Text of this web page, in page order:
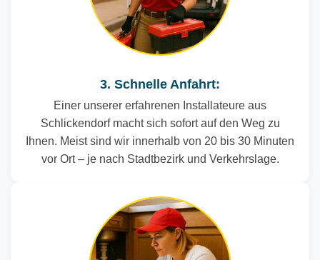
3. Schnelle Anfahrt:
Einer unserer erfahrenen Installateure aus
Schlickendorf macht sich sofort auf den Weg zu
Ihnen. Meist sind wir innerhalb von 20 bis 30 Minuten
vor Ort – je nach Stadtbezirk und Verkehrslage.